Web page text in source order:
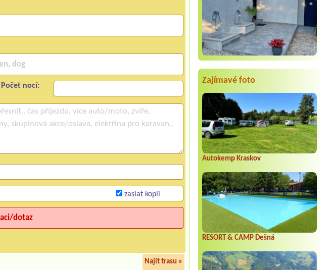
Zajímavé foto
Autokemp Kraskov
RESORT & CAMP Dešná
Počet nocí:
zaslat kopii
Najít trasu »